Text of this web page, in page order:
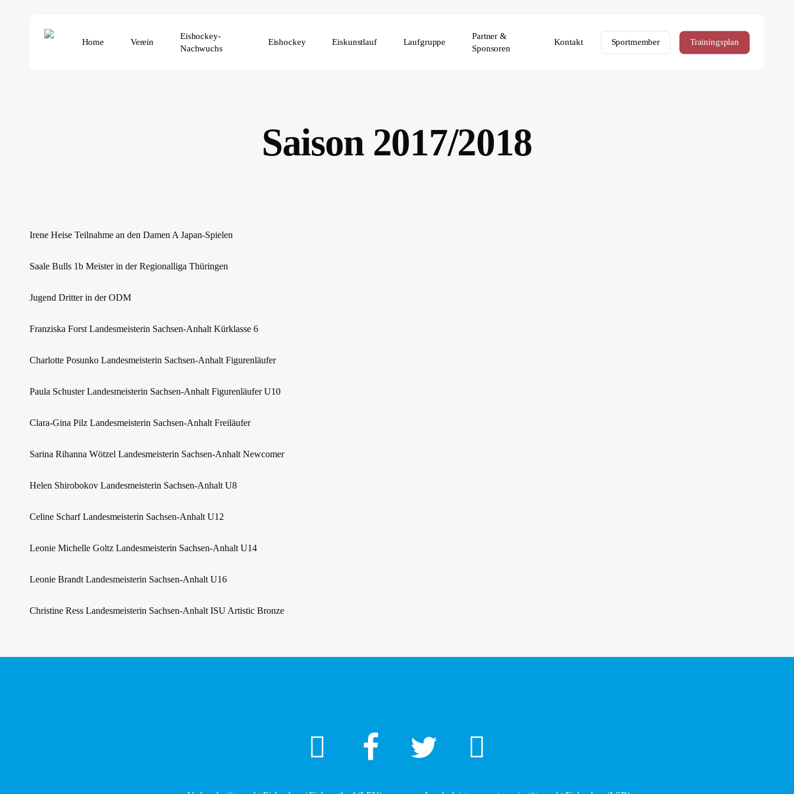
Home Verein
Eishockey-
Nachwuchs
Eishockey Eiskunstlauf Laufgruppe
Partner &
Sponsoren
Kontakt Sportmember Trainingsplan
Saison 2017/2018
Irene Heise Teilnahme an den Damen A Japan-Spielen
Saale Bulls 1b Meister in der Regionalliga Thüringen
Jugend Dritter in der ODM
Franziska Forst Landesmeisterin Sachsen-Anhalt Kürklasse 6
Charlotte Posunko Landesmeisterin Sachsen-Anhalt Figurenläufer
Paula Schuster Landesmeisterin Sachsen-Anhalt Figurenläufer U10
Clara-Gina Pilz Landesmeisterin Sachsen-Anhalt Freiläufer
Sarina Rihanna Wötzel Landesmeisterin Sachsen-Anhalt Newcomer
Helen Shirobokov Landesmeisterin Sachsen-Anhalt U8
Celine Scharf Landesmeisterin Sachsen-Anhalt U12
Leonie Michelle Goltz Landesmeisterin Sachsen-Anhalt U14
Leonie Brandt Landesmeisterin Sachsen-Anhalt U16
Christine Ress Landesmeisterin Sachsen-Anhalt ISU Artistic Bronze